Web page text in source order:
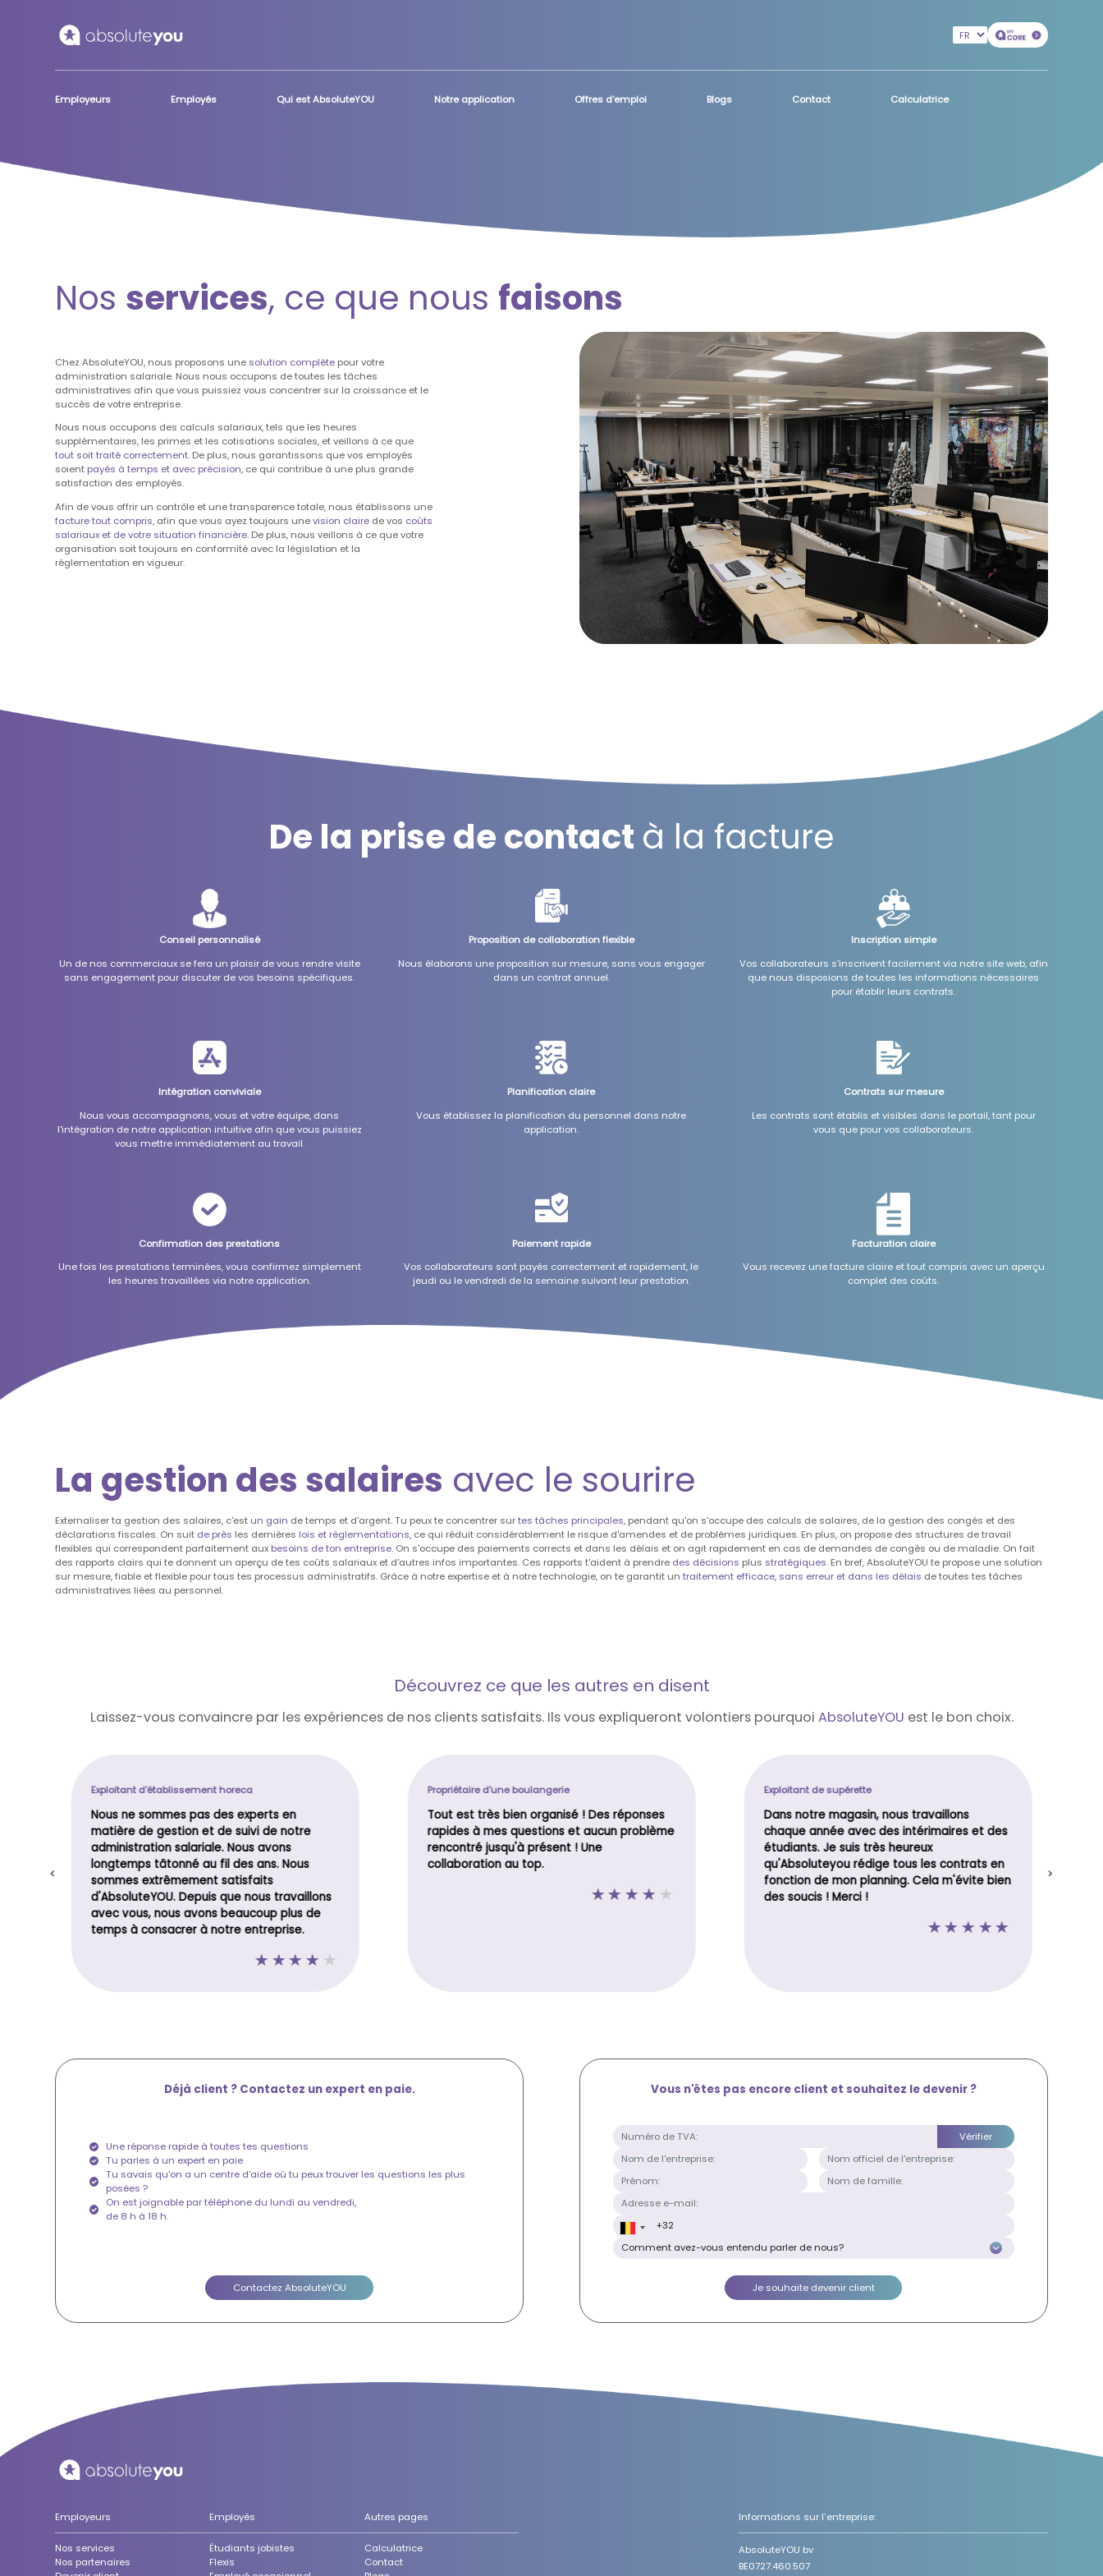
Employeurs Employés Qui est AbsoluteYOU Notre application Offres d'emploi Blogs Contact Calculatrice
Nos services, ce que nous faisons
Chez AbsoluteYOU, nous proposons une solution complète pour votre
administration salariale. Nous nous occupons de toutes les tâches
administratives afin que vous puissiez vous concentrer sur la croissance et le
succès de votre entreprise.
Nous nous occupons des calculs salariaux, tels que les heures
supplémentaires, les primes et les cotisations sociales, et veillons à ce que
tout soit traité correctement. De plus, nous garantissons que vos employés
soient payés à temps et avec précision, ce qui contribue à une plus grande
satisfaction des employés.
Afin de vous offrir un contrôle et une transparence totale, nous établissons une
facture tout compris, afin que vous ayez toujours unevision claire de vos coûts
salariaux et de votre situation financière. De plus, nous veillons à ce que votre
organisation soit toujours en conformité avec la législation et la
réglementation en vigueur.
De la prise de contact à la facture
Conseil personnalisé
Un de nos commerciaux se fera un plaisir de vous rendre visite
sans engagement pour discuter de vos besoins spécifiques.
Proposition de collaboration flexible
Nous élaborons une proposition sur mesure, sans vous engager
dans un contrat annuel.
Inscription simple
Vos collaborateurs s'inscrivent facilement via notre site web, afin
que nous disposions de toutes les informations nécessaires
pour établir leurs contrats.
Intégration conviviale
Nous vous accompagnons, vous et votre équipe, dans
l'intégration de notre application intuitive afin que vous puissiez
vous mettre immédiatement au travail.
Planification claire
Vous établissez la planification du personnel dans notre
application.
Contrats sur mesure
Les contrats sont établis et visibles dans le portail, tant pour
vous que pour vos collaborateurs.
Confirmation des prestations
Une fois les prestations terminées, vous confirmez simplement
les heures travaillées via notre application.
Paiement rapide
Vos collaborateurs sont payés correctement et rapidement, le
jeudi ou le vendredi de la semaine suivant leur prestation.
Facturation claire
Vous recevez une facture claire et tout compris avec un aperçu
complet des coûts.
La gestion des salaires avec le sourire
Externaliser ta gestion des salaires, c'est un gain de temps et d'argent. Tu peux te concentrer surtes tâches principales, pendant qu'on s'occupe des calculs de salaires, de la gestion des congés et des
déclarations fiscales. On suit de près les dernières lois et réglementations, ce qui réduit considérablement le risque d'amendes et de problèmes juridiques. En plus, on propose des structures de travail
flexibles qui correspondent parfaitement aux besoins de ton entreprise. On s'occupe des paiements corrects et dans les délais et on agit rapidement en cas de demandes de congés ou de maladie. On fait
des rapports clairs qui te donnent un aperçu de tes coûts salariaux et d'autres infos importantes. Ces rapports t'aident à prendre des décisions plus stratégiques. En bref, AbsoluteYOU te propose une solution
sur mesure, fiable et flexible pour tous tes processus administratifs. Grâce à notre expertise et à notre technologie, on te garantit untraitement efficace, sans erreur et dans les délais de toutes tes tâches
administratives liées au personnel.
Découvrez ce que les autres en disent
Laissez-vous convaincre par les expériences de nos clients satisfaits. Ils vous expliqueront volontiers pourquoi AbsoluteYOU est le bon choix.
Exploitant d'établissement horeca
Nous ne sommes pas des experts en
matière de gestion et de suivi de notre
administration salariale. Nous avons
longtemps tâtonné au fil des ans. Nous
sommes extrêmement satisfaits
d'AbsoluteYOU. Depuis que nous travaillons
avec vous, nous avons beaucoup plus de
temps à consacrer à notre entreprise.
Propriétaire d'une boulangerie
Tout est très bien organisé ! Des réponses
rapides à mes questions et aucun problème
rencontré jusqu'à présent ! Une
collaboration au top.
Exploitant de supérette
Dans notre magasin, nous travaillons
chaque année avec des intérimaires et des
étudiants. Je suis très heureux
qu'Absoluteyou rédige tous les contrats en
fonction de mon planning. Cela m'évite bien
des soucis ! Merci !
Déjà client ? Contactez un expert en paie.
Une réponse rapide à toutes tes questions
Tu parles à un expert en paie
Tu savais qu'on a un centre d'aide où tu peux trouver les questions les plus
posées ?
On est joignable par téléphone du lundi au vendredi,
de 8 h à 18 h.
Contactez AbsoluteYOU
Vous n'êtes pas encore client et souhaitez le devenir ?
Employeurs
Nos services
Nos partenaires
Employés
Étudiants jobistes
Flexis
Autres pages
Calculatrice
Contact
Informations sur l’entreprise:
AbsoluteYOU bv
BE0727.460.507